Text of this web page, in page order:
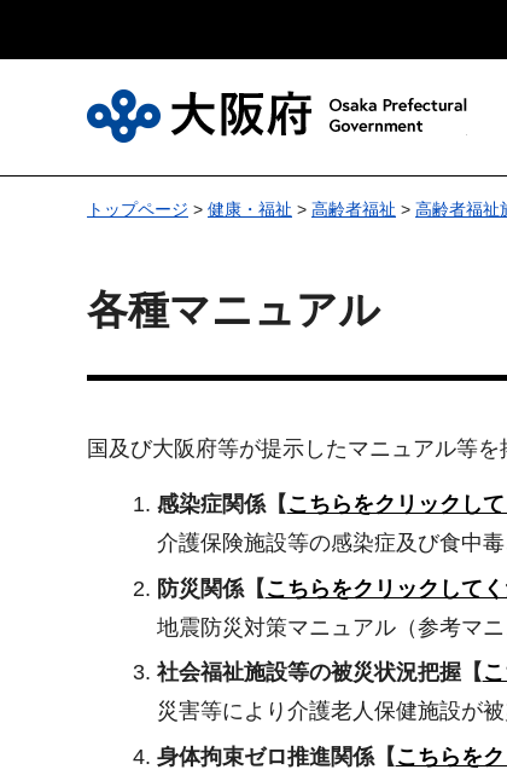
トップページ > 健康・福祉 > 高齢者福祉 > 高齢者福祉
各種マニュアル
国及び大阪府等が提示したマニュアル等を
感染症関係【 こちらをクリックして
介護保険施設等の感染症及び食中
防災関係【 こちらをクリックしてく
地震防災対策マニュアル（参考マ
社会福祉施設等の被災状況把握【
災害等により介護老人保健施設が
身体拘束ゼロ推進関係【 こちらを